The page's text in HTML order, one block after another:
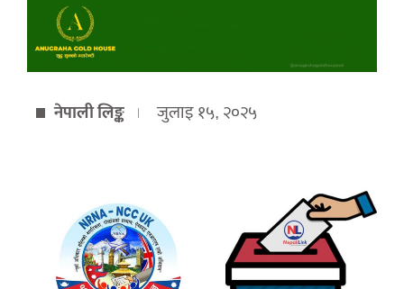
नेपाली लिङ्क जुलाइ १५, २०२५